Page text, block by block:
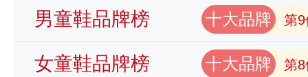
男童鞋品牌榜 十大品牌 第9
女童鞋品牌榜 十大品牌 第8